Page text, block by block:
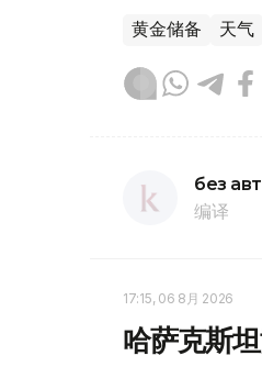
黄金储备 天气
без
编译
17:15, 06 8月 2026
哈萨克斯